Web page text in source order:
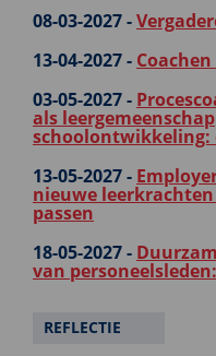
08-03-2027 -
13-04-2027 -
03-05-2027 -
als
schoolontwikkeling:
13-05-2027 -
nieuwe
passen
18-05-2027 -
van
REFLECTIE